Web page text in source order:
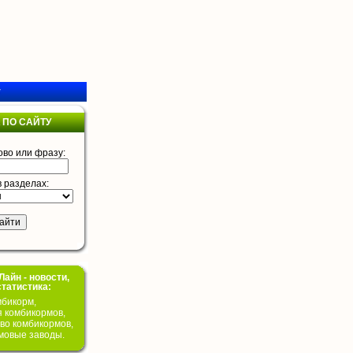
САЙТУ
или фразу:
разделах:
- новости,
комбикормов,
комбикормов,
заводы.